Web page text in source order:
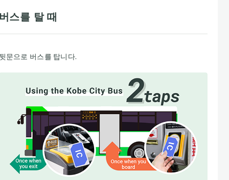
스를 탈 때
문으로 버스를 탑니다.